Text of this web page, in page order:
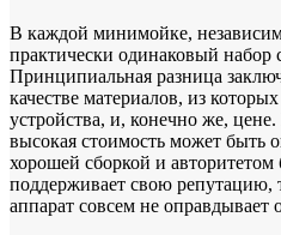
В каждой минимойке,
практически одинаковый набор
Принципиальная разница
качестве материалов, из
устройства, и, конечно же,
высокая стоимость может быть
хорошей сборкой и авторитетом
поддерживает свою репутацию,
аппарат совсем не оправдывает